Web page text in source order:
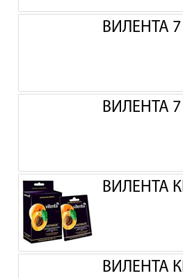
ВИЛЕНТА
ВИЛЕНТА
ВИЛЕНТА
ВИЛЕНТА